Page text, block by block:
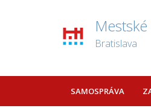
Bratislava
SAMOSPRÁVA